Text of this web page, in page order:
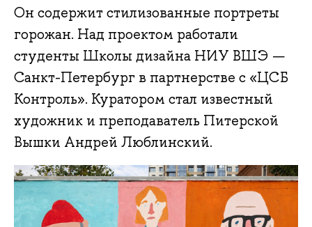
Он содержит стилизованные портреты
горожан. Над проектом работали
студенты Школы дизайна НИУ ВШЭ —
Санкт-Петербург в партнерстве с «ЦСБ
Контроль». Куратором стал известный
художник и преподаватель Питерской
Вышки Андрей Люблинский.